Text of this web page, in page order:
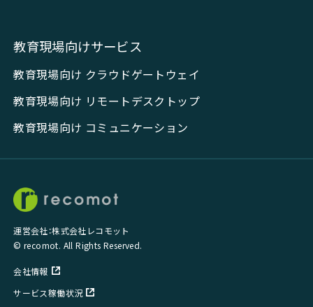
教育現場向けサービス
教育現場向け クラウドゲートウェイ
教育現場向け リモートデスクトップ
教育現場向け コミュニケーション
運営会社：株式会社レコモット
© recomot. All Rights Reserved.
会社情報
サービス稼働状況